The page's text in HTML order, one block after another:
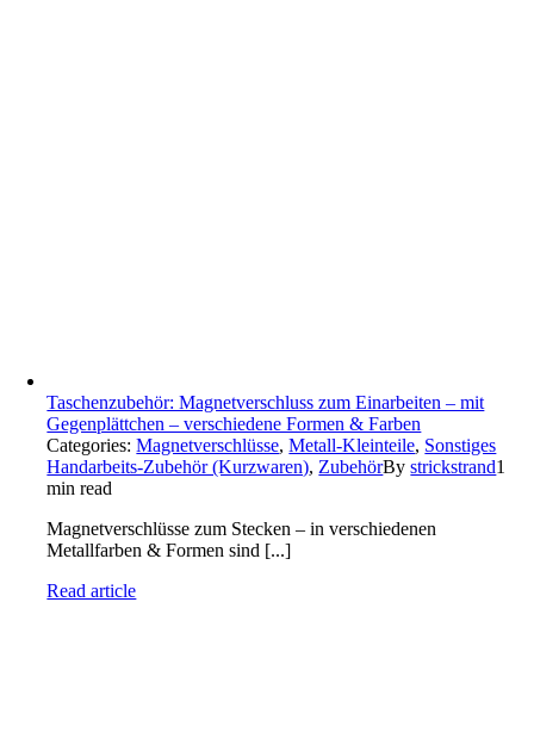
Taschenzubehör: Magnetverschluss zum Einarbeiten – mit
Gegenplättchen – verschiedene Formen & Farben
Categories:Magnetverschlüsse,Metall-Kleinteile, Sonstiges
Handarbeits-Zubehör (Kurzwaren), ZubehörBystrickstrand1
min read
Magnetverschlüsse zum Stecken – in verschiedenen
Metallfarben & Formen sind [...]
Read article